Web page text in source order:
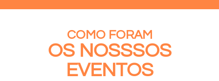
COMO FORAM
OS NOSSSOS
EVENTOS